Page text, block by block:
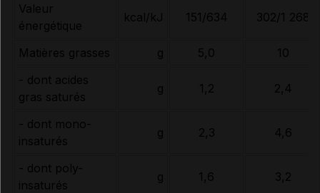
Valeur
énergétique
kcal/kJ 151/634 302/1 268
Matières grasses g 5,0
10
- dont acides
gras saturés
g 1,2 2,4
- dont mono-
insaturés
g 2,3 4,6
- dont poly-
insaturés
g 1,6 3,2